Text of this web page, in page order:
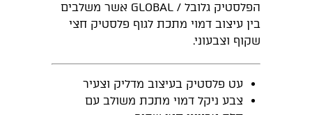
הפלסטיק גלובל / GLOBAL אשר משלבים
בין עיצוב דמוי מתכת לגוף פלסטיק חצי
שקוף וצבעוני.
עט פלסטיק בעיצוב מדליק וצעיר
צבע ניקל דמוי מתכת משולב עם